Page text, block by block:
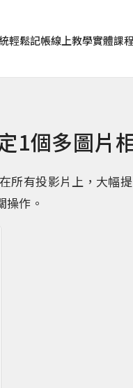
輕鬆記帳線上教學實體課
1個多圖片
所有投影片上，大幅
作。